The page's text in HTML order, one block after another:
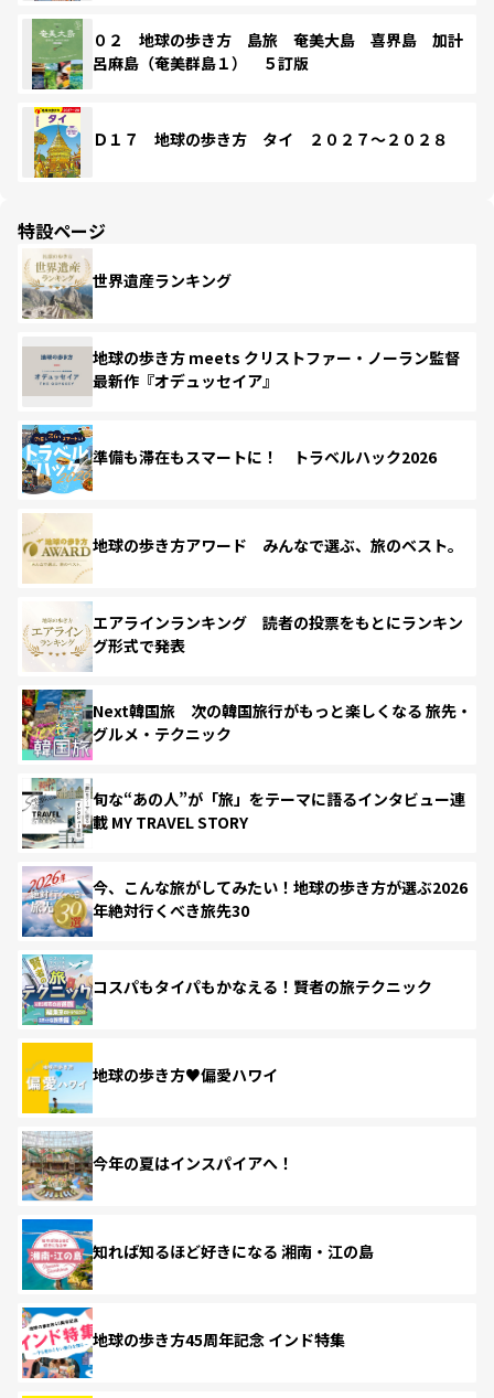
０２ 地球の歩き方 島旅 奄美大島 喜界島 加計
呂麻島（奄美群島１） ５訂版
Ｄ１７ 地球の歩き方 タイ ２０２７～２０２８
特設ページ
世界遺産ランキング
地球の歩き方 meets クリストファー・ノーラン監督
最新作『オデュッセイア』
準備も滞在もスマートに！ トラベルハック2026
地球の歩き方アワード みんなで選ぶ、旅のベスト。
エアラインランキング 読者の投票をもとにランキン
グ形式で発表
Next韓国旅 次の韓国旅行がもっと楽しくなる 旅先・
グルメ・テクニック
旬な“あの人”が「旅」をテーマに語るインタビュー連
載 MY TRAVEL STORY
今、こんな旅がしてみたい！地球の歩き方が選ぶ2026
年絶対行くべき旅先30
コスパもタイパもかなえる！賢者の旅テクニック
地球の歩き方♥偏愛ハワイ
今年の夏はインスパイアへ！
知れば知るほど好きになる 湘南・江の島
地球の歩き方45周年記念 インド特集